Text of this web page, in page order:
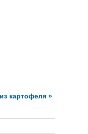
картофеля »